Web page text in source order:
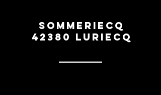
Sommeriecq
42380 Luriecq